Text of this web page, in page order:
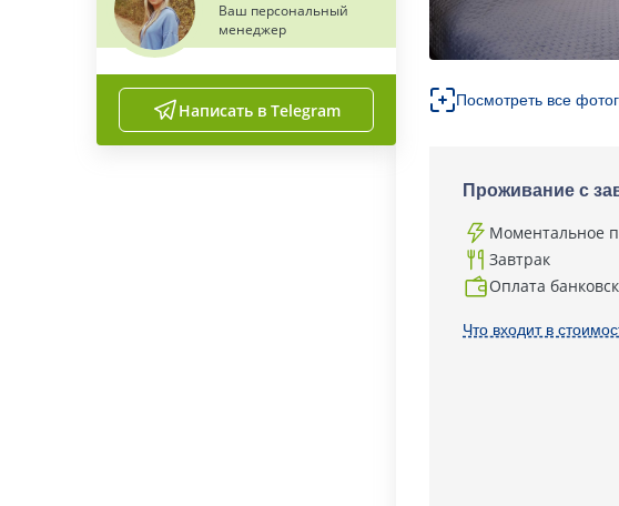
Ваш персональный
менеджер
Написать в Telegram Посмотреть все
Проживание с
Моментальное
Завтрак
Оплата
Что входит в